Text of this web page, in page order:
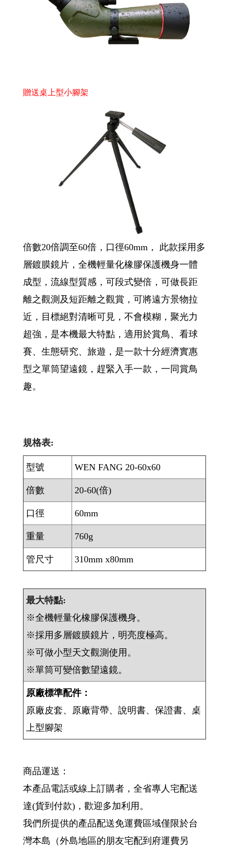
贈送桌上型小腳架
倍數20倍調至60倍，口徑60mm， 此款採用多
層鍍膜鏡片，全機輕量化橡膠保護機身一體
成型，流線型質感，可段式變倍，可做長距
離之觀測及短距離之觀賞，可將遠方景物拉
近，目標絕對清晰可見，不會模糊，聚光力
超強，是本機最大特點，適用於賞鳥、看球
賽、生態研究、旅遊，是一款十分經濟實惠
型之單筒望遠鏡，趕緊入手一款，一同賞鳥
趣。
規格表:
型號 WEN FANG 20-60x60
倍數 20-60(倍)
口徑 60mm
重量 760g
管尺寸 310mm x80mm
最大特點:
※全機輕量化橡膠保護機身。
※採用多層鍍膜鏡片，明亮度極高。
※可做小型天文觀測使用。
※單筒可變倍數望遠鏡。
原廠標準配件：
原廠皮套、原廠背帶、說明書、保證書、桌
上型腳架
商品運送：
本產品電話或線上訂購者，全省專人宅配送
達(貨到付款)，歡迎多加利用。
我們所提供的產品配送免運費區域僅限於台
灣本島（外島地區的朋友宅配到府運費另